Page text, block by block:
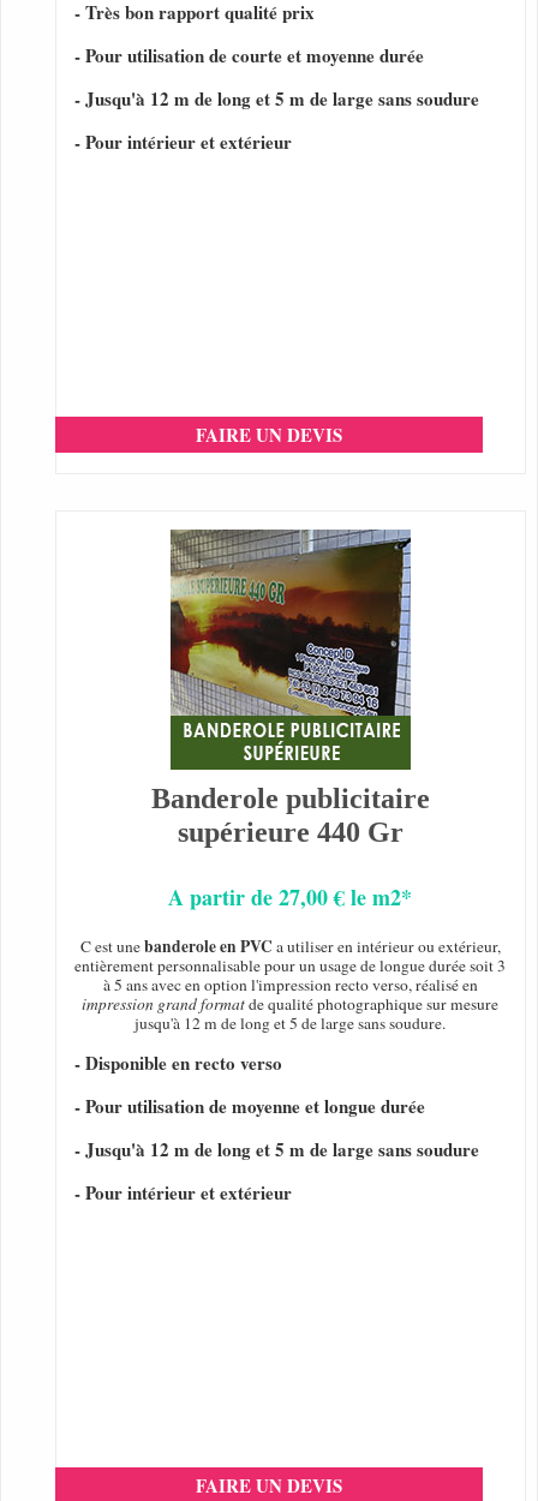
- Très bon rapport qualité prix
- Pour utilisation de courte et moyenne durée
- Jusqu'à 12 m de long et 5 m de large sans soudure
- Pour intérieur et extérieur
FAIRE UN DEVIS
Banderole publicitaire
supérieure 440 Gr
A partir de 27,00 € le m2*
C est unebanderole en PVC a utiliser en intérieur ou extérieur,
entièrement personnalisable pour un usage de longue durée soit 3
à 5 ans avec en option l'impression recto verso, réalisé en
impression grand formatde qualité photographique sur mesure
jusqu'à 12 m de long et 5 de large sans soudure.
- Disponible en recto verso
- Pour utilisation de moyenne et longue durée
- Jusqu'à 12 m de long et 5 m de large sans soudure
- Pour intérieur et extérieur
FAIRE UN DEVIS